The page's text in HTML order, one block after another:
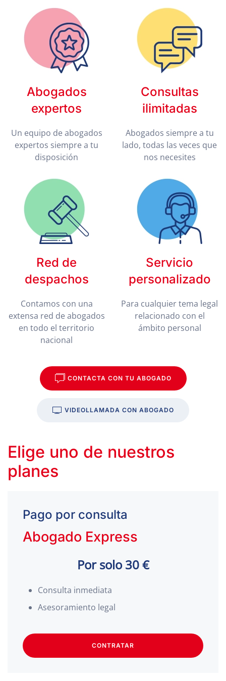
Abogados
expertos
Un equipo de abogados
expertos siempre a tu
disposición
Consultas
ilimitadas
Abogados siempre a tu
lado, todas las veces que
nos necesites
Red de
despachos
Contamos con una
extensa red de abogados
en todo el territorio
nacional
Servicio
personalizado
Para cualquier tema legal
relacionado con el
ámbito personal
CONTACTA CON TU ABOGADO
VIDEOLLAMADA CON ABOGADO
Elige uno de nuestros
planes
Pago por consulta
Abogado Express
Por solo 30 €
Consulta inmediata
Asesoramiento legal
CONTRATAR